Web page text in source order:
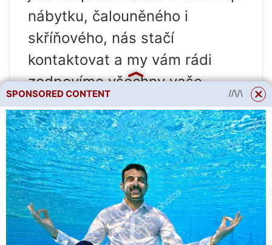
nábytku, čalouněného i
skříňového, nás stačí
kontaktovat a my vám rádi
zodpovíme všechny vaše
dotazy, stejně jako pomůžeme
se správným výběrem ve
všech ohledech.
SPONSORED CONTENT